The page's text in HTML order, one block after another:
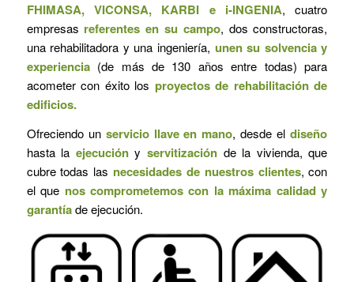
FHIMASA, VICONSA, KARBI e i-INGENIA, cuatro
empresas referentes en su campo, dos constructoras,
una rehabilitadora y una ingeniería, unen su solvencia y
experiencia(de más de 130 años entre todas) para
acometer con éxito los proyectos de rehabilitación de
edificios.
Ofreciendo un servicio llave en mano, desde eldiseño
hasta la ejecucióny servitización de la vivienda, que
cubre todas las necesidades de nuestros clientes, con
el que nos comprometemos con la máxima calidad y
garantíade ejecución.